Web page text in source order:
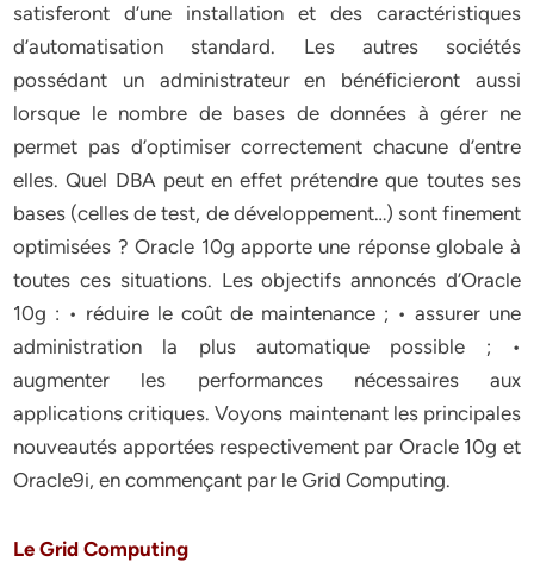
satisferont d’une installation et des caractéristiques
d’automatisation standard. Les autres sociétés
possédant un administrateur en bénéficieront aussi
lorsque le nombre de bases de données à gérer ne
permet pas d’optimiser correctement chacune d’entre
elles. Quel DBA peut en effet prétendre que toutes ses
bases (celles de test, de développement…) sont finement
optimisées ? Oracle 10g apporte une réponse globale à
toutes ces situations. Les objectifs annoncés d’Oracle
10g : • réduire le coût de maintenance ; • assurer une
administration la plus automatique possible ; •
augmenter les performances nécessaires aux
applications critiques. Voyons maintenant les principales
nouveautés apportées respectivement par Oracle 10g et
Oracle9i, en commençant par le Grid Computing.
Le Grid Computing